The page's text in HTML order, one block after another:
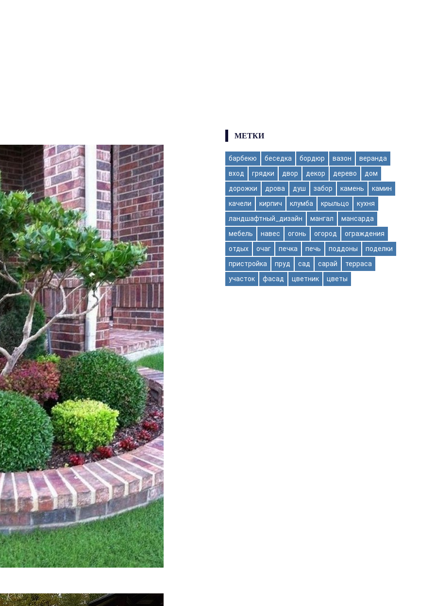
МЕТКИ
барбекю беседка бордюр вазон
веранда
вход
грядки двор декор дерево
дом
дорожки
дрова душ забор камень
камин
качели
кирпич клумба крыльцо
кухня
ландшафтный_дизайн
мангал
мансарда
мебель
навес огонь огород
ограждения
отдых
очаг печка печь поддоны
поделки
пристройка
пруд сад сарай
терраса
участок
фасад цветник цветы